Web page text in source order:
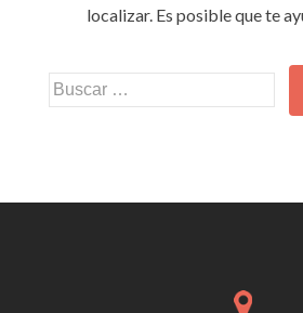
localizar. Es posible que te
Buscar: